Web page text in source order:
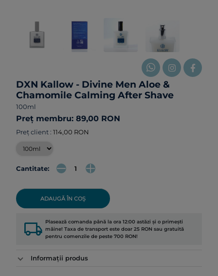
DXN Kallow - Divine Men Aloe &
Chamomile Calming After Shave
100ml
Preț membru: 89,00 RON
Preț client : 114,00 RON
Cantitate:
ADAUGĂ ÎN COȘ
local_shipping Plasează comanda până la ora 12:00 astăzi și o primești
mâine! Taxa de transport este doar 25 RON sau gratuită
pentru comenzile de peste 700 RON!
Informații produs